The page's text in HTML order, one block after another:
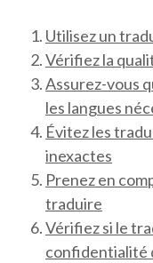
Utilisez un
Vérifiez la
Assurez-vous
les langues
Évitez les
inexactes
Prenez en
traduire
Vérifiez si le
confidentialité